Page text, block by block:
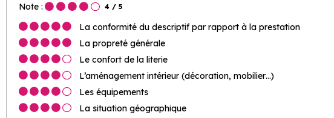
Note :
4 / 5
La conformité du descriptif par rapport à la prestation
La propreté générale
Le confort de la literie
L’aménagement intérieur (décoration, mobilier…)
Les équipements
La situation géographique